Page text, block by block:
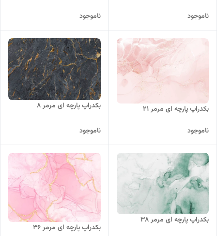
ناموجود ناموجود
بکدراپ پارچه ای مرمر 21
ناموجود
بکدراپ پارچه ای مرمر 8
ناموجود
بکدراپ پارچه ای مرمر 38
بکدراپ پارچه ای مرمر 36